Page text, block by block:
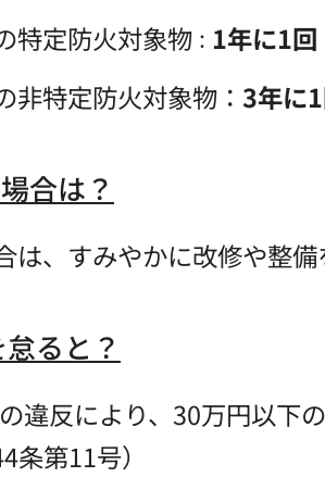
特定防火対象物 ： 1年に1回
非特定防火対象物： 3年に
合は？
、すみやかに改修や整備
ると？
違反により、30万円以下
第11号）